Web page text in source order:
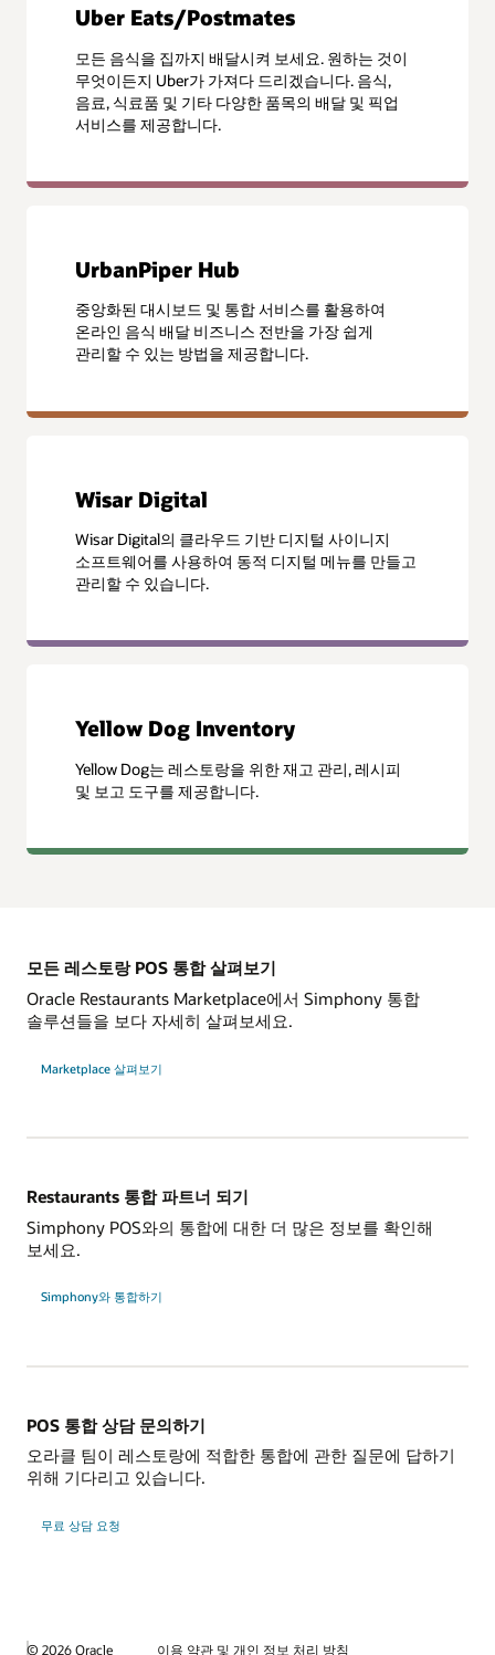
Uber Eats/Postmates
모든 음식을 집까지 배달시켜 보세요. 원하는 것이
무엇이든지 Uber가 가져다 드리겠습니다. 음식,
음료, 식료품 및 기타 다양한 품목의 배달 및 픽업
서비스를 제공합니다.
UrbanPiper Hub
중앙화된 대시보드 및 통합 서비스를 활용하여
온라인 음식 배달 비즈니스 전반을 가장 쉽게
관리할 수 있는 방법을 제공합니다.
Wisar Digital
Wisar Digital의 클라우드 기반 디지털 사이니지
소프트웨어를 사용하여 동적 디지털 메뉴를 만들고
관리할 수 있습니다.
Yellow Dog Inventory
Yellow Dog는 레스토랑을 위한 재고 관리, 레시피
및 보고 도구를 제공합니다.
모든 레스토랑 POS 통합 살펴보기
Oracle Restaurants Marketplace에서 Simphony 통합
솔루션들을 보다 자세히 살펴보세요.
Marketplace 살펴보기
Restaurants 통합 파트너 되기
Simphony POS와의 통합에 대한 더 많은 정보를 확인해
보세요.
Simphony와 통합하기
POS 통합 상담 문의하기
오라클 팀이 레스토랑에 적합한 통합에 관한 질문에 답하기
위해 기다리고 있습니다.
무료 상담 요청
© 2026 Oracle 이용 약관 및 개인 정보 처리 방침